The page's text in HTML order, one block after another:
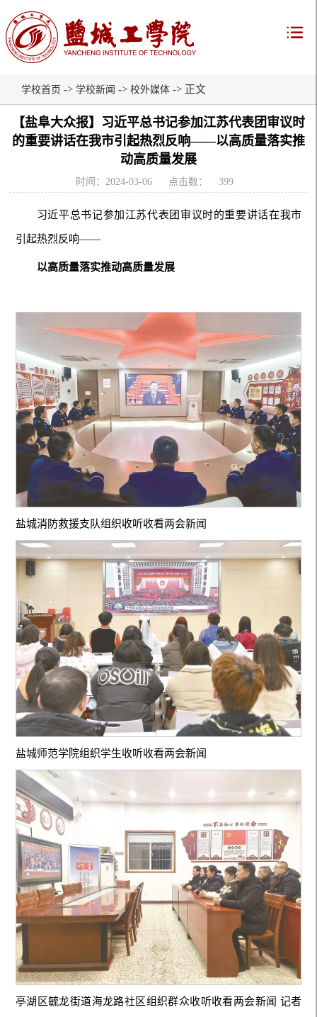
学校首页 -> 学校新闻 -> 校外媒体 -> 正文
【盐阜大众报】习近平总书记参加江苏代表团审议时
的重要讲话在我市引起热烈反响——以高质量落实推
动高质量发展
时间：2024-03-06 点击数： 399
习近平总书记参加江苏代表团审议时的重要讲话在我市
引起热烈反响——
以高质量落实推动高质量发展
盐城消防救援支队组织收听收看两会新闻
盐城师范学院组织学生收听收看两会新闻
亭湖区毓龙街道海龙路社区组织群众收听收看两会新闻 记者